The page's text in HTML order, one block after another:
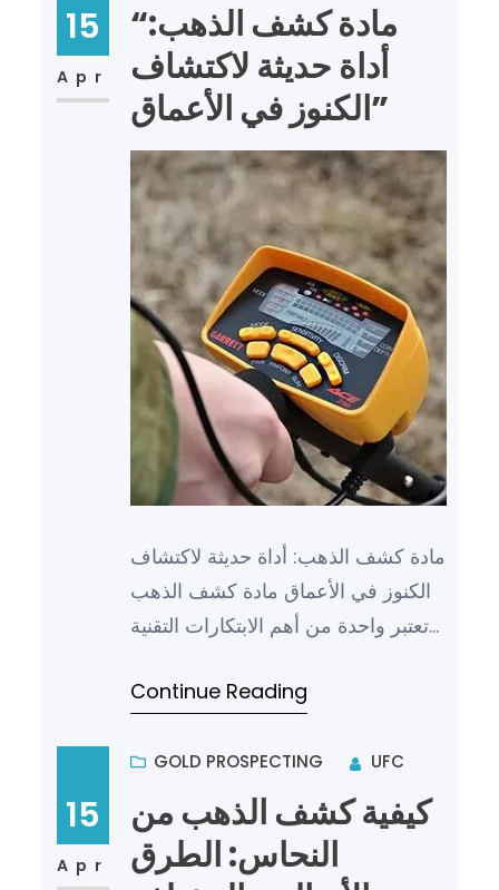
15
Apr
“مادة كشف الذهب:
أداة حديثة لاكتشاف
الكنوز في الأعماق”
مادة كشف الذهب: أداة حديثة لاكتشاف
الكنوز في الأعماق مادة كشف الذهب
تعتبر واحدة من أهم الابتكارات التقنية
للكشف عن الكن…
Continue Reading
15
Apr
GOLD PROSPECTING UFC
كيفية كشف الذهب من
النحاس: الطرق